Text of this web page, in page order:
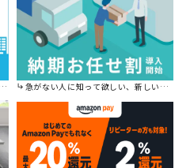
急がない人に知って欲しい、新しい割引を始めました。